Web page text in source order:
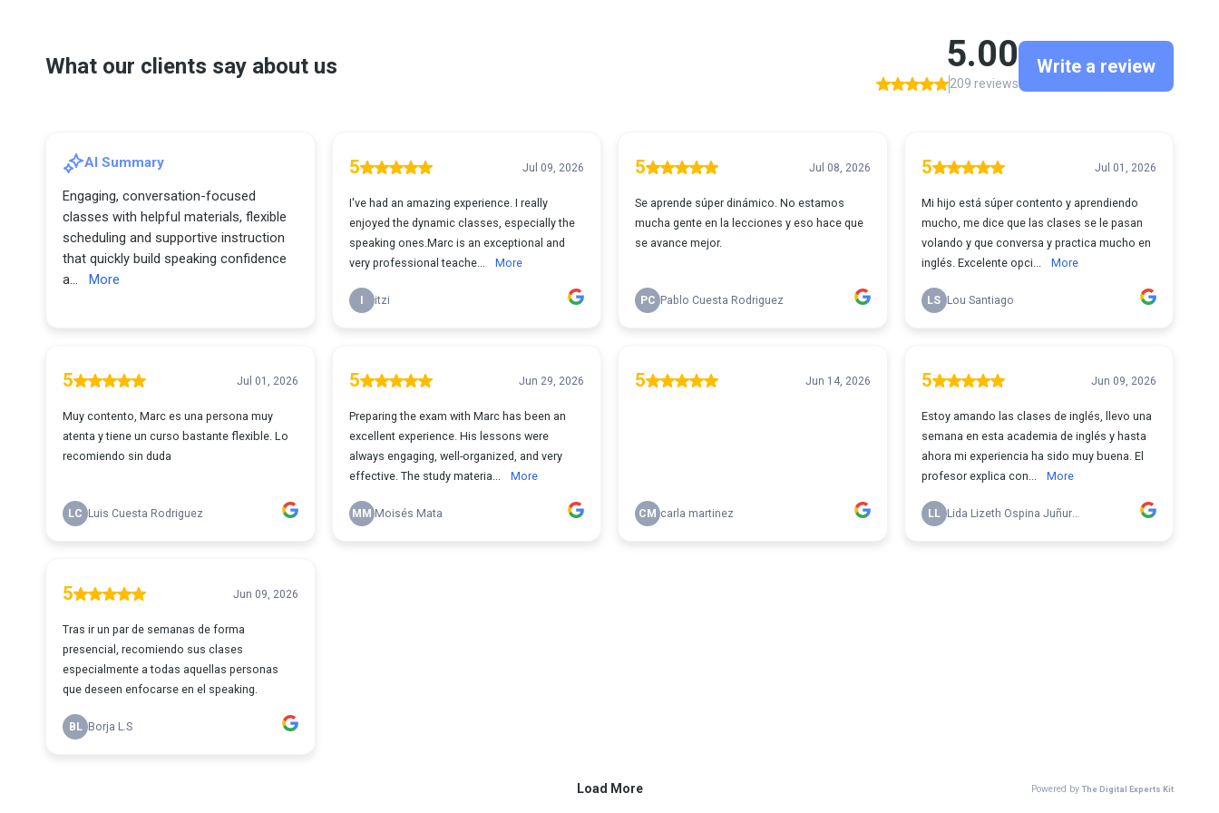
What our clients say about us 5.00
209 reviews
Write a review
AI Summary
Engaging, conversation-focused
classes with helpful materials, flexible
scheduling and supportive instruction
that quickly build speaking confidence
a...
More
5 Jul 09, 2026
I've had an amazing experience. I really
enjoyed the dynamic classes, especially the
speaking ones.Marc is an exceptional and
very professional teache...
More
itzi
5 Jul 08, 2026
Se aprende súper dinámico. No estamos
mucha gente en la lecciones y eso hace que
se avance mejor.
PC Pablo Cuesta Rodriguez
5 Jul 01, 2026
Mi hijo está súper contento y aprendiendo
mucho, me dice que las clases se le pasan
volando y que conversa y practica mucho en
inglés. Excelente opci...
More
LS Lou Santiago
5 Jul 01, 2026
Muy contento, Marc es una persona muy
atenta y tiene un curso bastante flexible. Lo
recomiendo sin duda
LC Luis Cuesta Rodriguez
5 Jun 29, 2026
Preparing the exam with Marc has been an
excellent experience. His lessons were
always engaging, well-organized, and very
effective. The study materia...
More
MM Moisés Mata
5 Jun 14, 2026
CM carla martinez
5 Jun 09, 2026
Estoy amando las clases de inglés, llevo una
semana en esta academia de inglés y hasta
ahora mi experiencia ha sido muy buena. El
profesor explica con...
More
LL Lida Lizeth Ospina Juñuruco
5 Jun 09, 2026
Tras ir un par de semanas de forma
presencial, recomiendo sus clases
especialmente a todas aquellas personas
que deseen enfocarse en el speaking.
BL Borja L.S
Load More Powered by The Digital Experts Kit